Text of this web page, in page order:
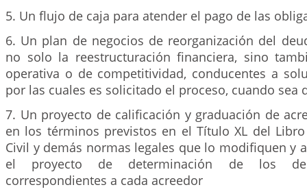
5. Un flujo de caja para atender el pago de las
6. Un plan de negocios de reorganización del
no solo la reestructuración financiera, sino
operativa o de competitividad, conducentes a
por las cuales es solicitado el proceso, cuando sea
7. Un proyecto de calificación y graduación de
en los términos previstos en el Título XL del
Civil y demás normas legales que lo modifiquen y
el proyecto de determinación de los
correspondientes a cada acreedor